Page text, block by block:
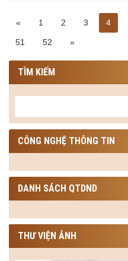
« 1 2 3 4
51 52 »
TÌM KIẾM
CÔNG NGHỆ THÔNG TIN
DANH SÁCH QTDND
THƯ VIỆN ẢNH